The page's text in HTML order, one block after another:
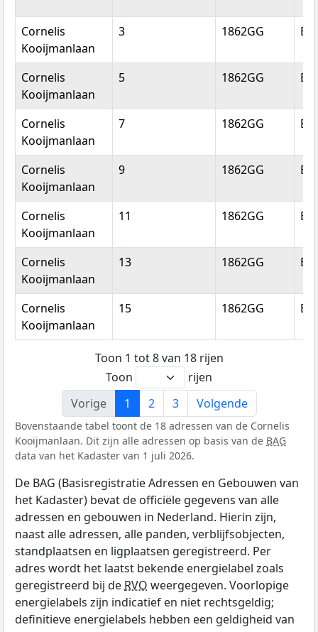
Cornelis
Kooijmanlaan
3 1862GG
Cornelis
Kooijmanlaan
5 1862GG
Cornelis
Kooijmanlaan
7 1862GG
Cornelis
Kooijmanlaan
9 1862GG
Cornelis
Kooijmanlaan
11 1862GG
Cornelis
Kooijmanlaan
13 1862GG
Cornelis
Kooijmanlaan
15 1862GG
Toon 1 tot 8 van 18 rijen
Toon
rijen
Vorige
1 2 3 Volgende
Bovenstaande tabel toont de 18 adressen van de Cornelis
Kooijmanlaan. Dit zijn alle adressen op basis van de BAG
data van het Kadaster van 1 juli 2026.
De BAG (Basisregistratie Adressen en Gebouwen van
het Kadaster) bevat de officiële gegevens van alle
adressen en gebouwen in Nederland. Hierin zijn,
naast alle adressen, alle panden, verblijfsobjecten,
standplaatsen en ligplaatsen geregistreerd. Per
adres wordt het laatst bekende energielabel zoals
geregistreerd bij de RVO weergegeven. Voorlopige
energielabels zijn indicatief en niet rechtsgeldig;
definitieve energielabels hebben een geldigheid van